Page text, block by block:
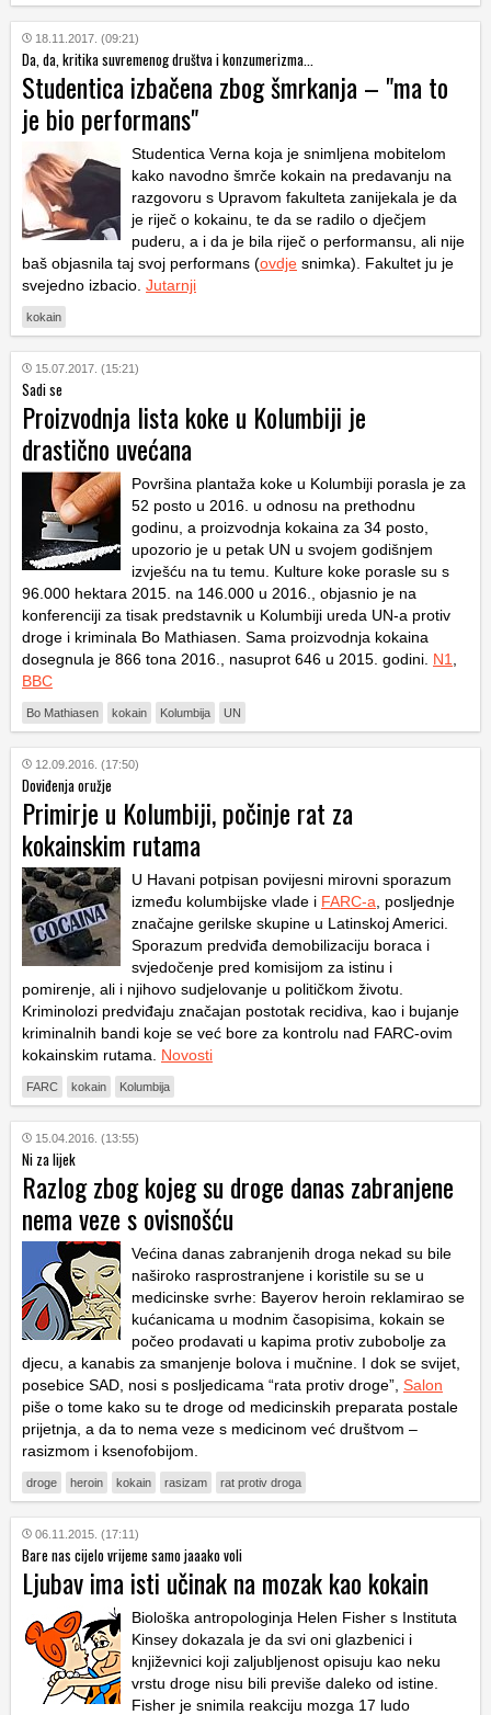
18.11.2017. (09:21)
Da, da, kritika suvremenog društva i konzumerizma...
Studentica izbačena zbog šmrkanja – "ma to
je bio performans"
Studentica Verna koja je snimljena mobitelom
kako navodno šmrče kokain na predavanju na
razgovoru s Upravom fakulteta zanijekala je da
je riječ o kokainu, te da se radilo o dječjem
puderu, a i da je bila riječ o performansu, ali nije
baš objasnila taj svoj performans (ovdje snimka). Fakultet ju je
svejedno izbacio. Jutarnji
kokain
15.07.2017. (15:21)
Sadi se
Proizvodnja lista koke u Kolumbiji je
drastično uvećana
Površina plantaža koke u Kolumbiji porasla je za
52 posto u 2016. u odnosu na prethodnu
godinu, a proizvodnja kokaina za 34 posto,
upozorio je u petak UN u svojem godišnjem
izvješću na tu temu. Kulture koke porasle su s
96.000 hektara 2015. na 146.000 u 2016., objasnio je na
konferenciji za tisak predstavnik u Kolumbiji ureda UN-a protiv
droge i kriminala Bo Mathiasen. Sama proizvodnja kokaina
dosegnula je 866 tona 2016., nasuprot 646 u 2015. godini. N1
BBC
Bo Mathiasen kokain Kolumbija UN
12.09.2016. (17:50)
Doviđenja oružje
Primirje u Kolumbiji, počinje rat za
kokainskim rutama
U Havani potpisan povijesni mirovni sporazum
između kolumbijske vlade i FARC-a , posljednje
značajne gerilske skupine u Latinskoj Americi.
Sporazum predviđa demobilizaciju boraca i
svjedočenje pred komisijom za istinu i
pomirenje, ali i njihovo sudjelovanje u političkom životu.
Kriminolozi predviđaju značajan postotak recidiva, kao i bujanje
kriminalnih bandi koje se već bore za kontrolu nad FARC-ovim
kokainskim rutama. Novosti
FARC kokain Kolumbija
15.04.2016. (13:55)
Ni za lijek
Razlog zbog kojeg su droge danas zabranjene
nema veze s ovisnošću
Većina danas zabranjenih droga nekad su bile
naširoko rasprostranjene i koristile su se u
medicinske svrhe: Bayerov heroin reklamirao se
kućanicama u modnim časopisima, kokain se
počeo prodavati u kapima protiv zubobolje za
djecu, a kanabis za smanjenje bolova i mučnine. I dok se svijet,
posebice SAD, nosi s posljedicama “rata protiv droge”, Salon
piše o tome kako su te droge od medicinskih preparata postale
prijetnja, a da to nema veze s medicinom već društvom –
rasizmom i ksenofobijom.
droge heroin kokain rasizam rat protiv droga
06.11.2015. (17:11)
Bare nas cijelo vrijeme samo jaaako voli
Ljubav ima isti učinak na mozak kao kokain
Biološka antropologinja Helen Fisher s Instituta
Kinsey dokazala je da svi oni glazbenici i
književnici koji zaljubljenost opisuju kao neku
vrstu droge nisu bili previše daleko od istine.
Fisher je snimila reakciju mozga 17 ludo